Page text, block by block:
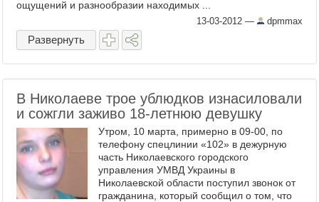
ощущений и разнообразии находимых ...
13-03-2012 — dpmmax
Развернуть
В Николаеве трое ублюдков изнасиловали
и сожгли заживо 18-летнюю девушку
Утром, 10 марта, примерно в 09-00, по
телефону спецлинии «102» в дежурную
часть Николаевского городского
управления УМВД Украины в
Николаевской области поступил звонок от
гражданина, который сообщил о том, что